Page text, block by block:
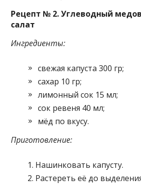
Рецепт № 2. Углеводный
салат
Ингредиенты:
свежая капуста 300 гр;
сахар 10 гр;
лимонный сок 15 мл;
сок ревеня 40 мл;
мёд по вкусу.
Приготовление:
Нашинковать капусту.
Растереть её до